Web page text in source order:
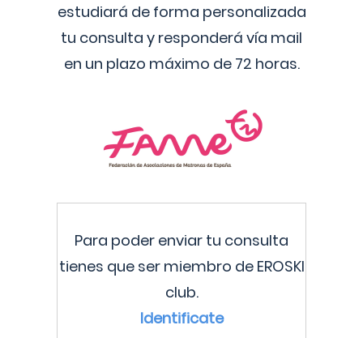
estudiará de forma personalizada
tu consulta y responderá vía mail
en un plazo máximo de 72 horas.
Para poder enviar tu consulta
tienes que ser miembro de EROSKI
club.
Identificate